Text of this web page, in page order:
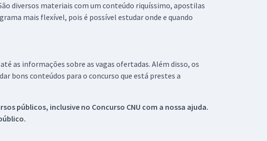
diversos materiais com um conteúdo riquíssimo, apostilas
mais flexível, pois é possível estudar onde e quando
as informações sobre as vagas ofertadas. Além disso, os
bons conteúdos para o concurso que está prestes a
públicos, inclusive no Concurso CNU com a nossa ajuda.